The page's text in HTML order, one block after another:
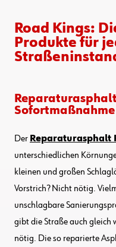
Road Kings:
Produkte für
Der Reparaturasphalt
unterschiedlichen
kleinen und großen
Vorstrich? Nicht nötig.
unschlagbare
gibt die Straße auch gleich
nötig. Die so reparierte